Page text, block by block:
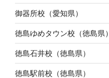
御器所校（愛知県）
徳島ゆめタウン校（徳島県）
徳島石井校（徳島県）
徳島駅前校（徳島県）